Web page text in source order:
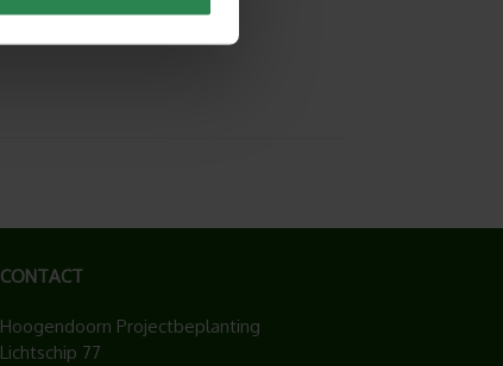
CONTACT
Hoogendoorn Projectbeplanting
Lichtschip 77